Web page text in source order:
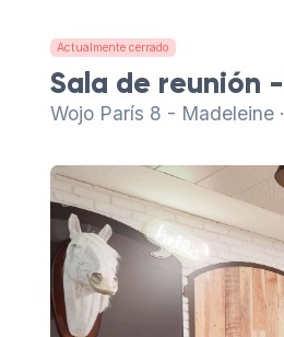
Actualmente cerrado
Sala de reunión
Wojo París 8 - Madeleine